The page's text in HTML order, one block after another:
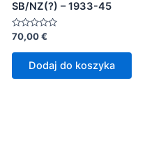
SB/NZ(?) – 1933-45
Oceniono
na
70,00€
Dodaj do koszyka